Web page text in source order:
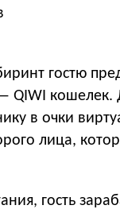
гостю
QIWI кошелек.
в очки
лица,
гость